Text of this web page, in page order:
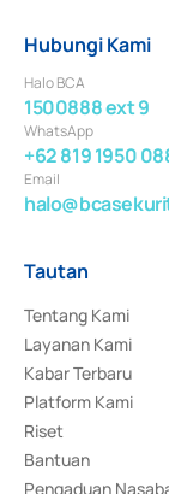
Hubungi Kami
Halo BCA
1500888 ext 9
WhatsApp
+62 819 1950
Email
Tautan
Tentang Kami
Layanan Kami
Kabar Terbaru
Platform Kami
Riset
Bantuan
Pengaduan